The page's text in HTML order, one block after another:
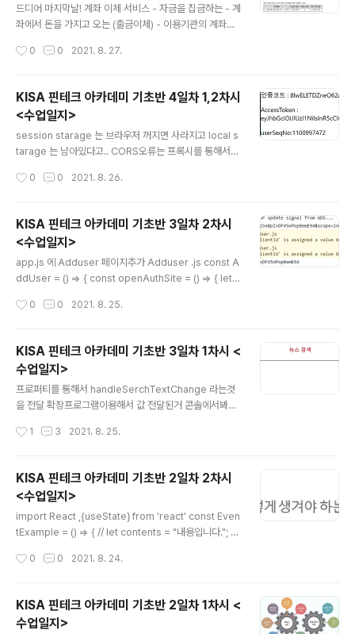
1")#주소로 이동 #원하는 요소 찾기 xpath를 통해 찾아낸
다. title = driver.find_element_by_xpath( '//*[@id
드디어 마지막날! 계좌 이체 서비스 - 자금을 집금하는 - 계
좌에서 돈을 가지고 오는 (출금이체) - 이용기관의 계좌에
등록된 한 개의 사용자 계좌로부터 대금을 출금합니다. 등
좌번호로 요청하는 경우(/acnt_num)의 두 가지 기능을
각각 제공합니다 출금이체를 통해 고객들의 돈을 받아낼
약정 계좌를 만들어냄 입금계좌에서 돈을 뽑아서 사용자에
게 돈을 보내게 됨 출금 요청의 주체는 나. 이거 포스트맨에
요청 팝업요청을 위해서는 모달이라는것을 사용해야함 외
웹에 그려주는방식 npm install react-modal 스캔이 되
0 0 2021. 8. 27.
KISA 핀테크 아카데미 기초반 4일차 1,2차시
<수업일지>
session starage 는 브라우저 꺼지면 사라지고 local s
tarage 는 남아있다고.. CORS오류는 프록시를 통해서
estapi.openbanking.or.kr" 을 추가하기 와 "Content
charset=UTF-8" 이거 틀려서 안떴던거였음 여태... 드
디어 되었따아아앙!!! 여기를 보면서 해결 로컬스토리지에
저장해놓은 정보들을 가져오도록 Main에 코드 추가 로컬
스토리지에 있는거 초기화는 구글 쿠키지우기나 그런거 하
면됨 계좌 목록 요청보내기 const getAccountList = ()
0 0 2021. 8. 26.
KISA 핀테크 아카데미 기초반 3일차 2차시
<수업일지>
app.js 에 Adduser 페이지추가 Adduser .js const A
ddUser = () => { const openAuthSite = () => { let t
indow.location.href = "https://naver.com"; let clie
DKz1rNgPF"; //본인의 클라이언트 아이디를 입력해주세
요 tmpwindow.location.href = `https://testapi.op
enbanking.or.kr/oauth/2.0/authorize?response_
type=code&client_id=${clientId}&redirect_uri=
h..
0 0 2021. 8. 25.
KISA 핀테크 아카데미 기초반 3일차 1차시 <
수업일지>
프로퍼티를 통해서 handleSerchTextChange 라는것
을 전달 확장프로그램이용해서 값 전달된거 콘솔에서봐야
React ,{useState} from 'react' import Header fro
m '../component/newsSearch/SearchInput' cons
t NewsSearch = () => { const [searchText, setSe
archText] = useState(); const [searchResult, set
SearchResult] = useState(); const handleSearch
TextChange =..
1 3 2021. 8. 25.
KISA 핀테크 아카데미 기초반 2일차 2차시
<수업일지>
import React ,{useState} from 'react' const Even
tExample = () => { // let contents = "내용입니다."; c
값") //변수를 무조건 배열로선언 const handleChange
줌 const {value} = e.target setContents (value) S
et 사용해야함 } return ( {contents} ) } export defaul
t EventExample App.js -리액트를 표현하는 가장 중요
0 0 2021. 8. 24.
KISA 핀테크 아카데미 기초반 2일차 1차시 <
수업일지>